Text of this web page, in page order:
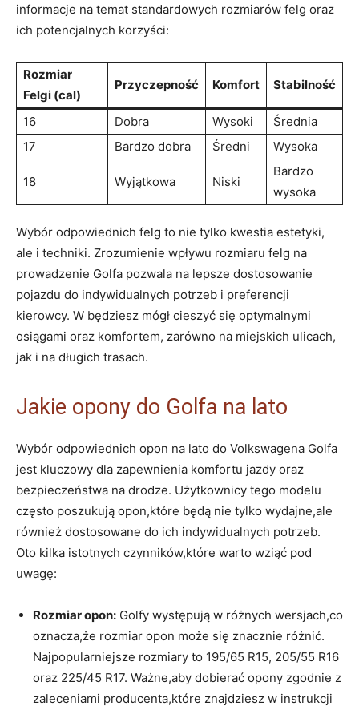
informacje na temat standardowych rozmiarów felg oraz
ich potencjalnych korzyści:
Rozmiar
Felgi (cal)
Przyczepność Komfort Stabilność
16 Dobra Wysoki
Średnia
17
Bardzo​ dobra Średni Wysoka
18 Wyjątkowa Niski
Bardzo
⁣wysoka
Wybór odpowiednich felg to nie tylko kwestia estetyki,
ale i techniki. Zrozumienie wpływu rozmiaru felg na
prowadzenie Golfa pozwala⁣ na lepsze dostosowanie
pojazdu do indywidualnych‍ potrzeb ‌i preferencji
kierowcy. W ‍będziesz mógł cieszyć się⁤ optymalnymi
osiągami oraz komfortem, zarówno na miejskich ​ulicach,
jak ⁢i na⁣ długich trasach.‍
Jakie opony do Golfa na lato
Wybór ‍odpowiednich opon na lato⁣ do ⁢Volkswagena Golfa
jest ⁤kluczowy dla zapewnienia⁤ komfortu jazdy oraz
bezpieczeństwa na⁤ drodze. Użytkownicy tego modelu
często poszukują opon,które będą‌ nie tylko wydajne,ale
również dostosowane do ich indywidualnych potrzeb.
Oto kilka istotnych czynników,które warto wziąć pod
uwagę:
Rozmiar opon: Golfy występują‍ w różnych wersjach,co
oznacza,że rozmiar opon może się znacznie różnić. ​
Najpopularniejsze rozmiary ‌to 195/65⁤ R15, 205/55​ R16
oraz 225/45⁤ R17. Ważne,aby dobierać opony zgodnie z
zaleceniami producenta,które ‌znajdziesz ⁣w instrukcji